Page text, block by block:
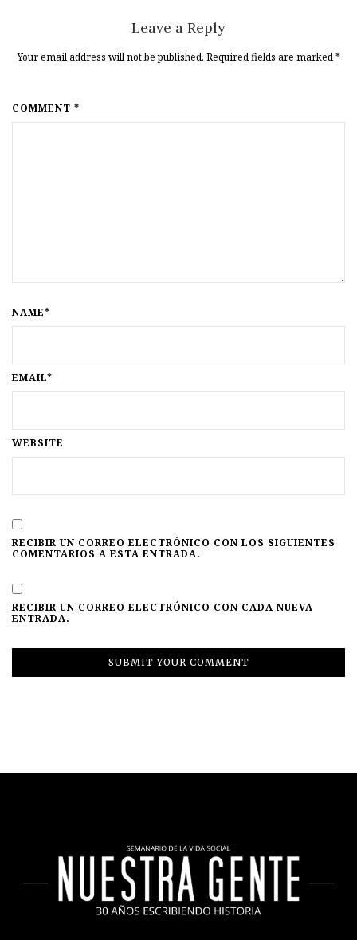
Leave a Reply
Your email address will not be published. Required fields are marked*
COMMENT *
NAME*
EMAIL*
WEBSITE
RECIBIR UN CORREO ELECTRÓNICO CON LOS SIGUIENTES
COMENTARIOS A ESTA ENTRADA.
RECIBIR UN CORREO ELECTRÓNICO CON CADA NUEVA
ENTRADA.